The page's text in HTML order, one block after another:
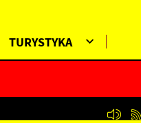
TURYSTYKA